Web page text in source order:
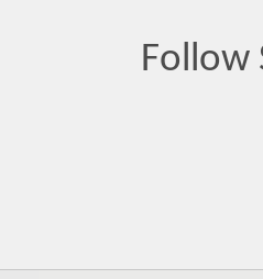
Follow